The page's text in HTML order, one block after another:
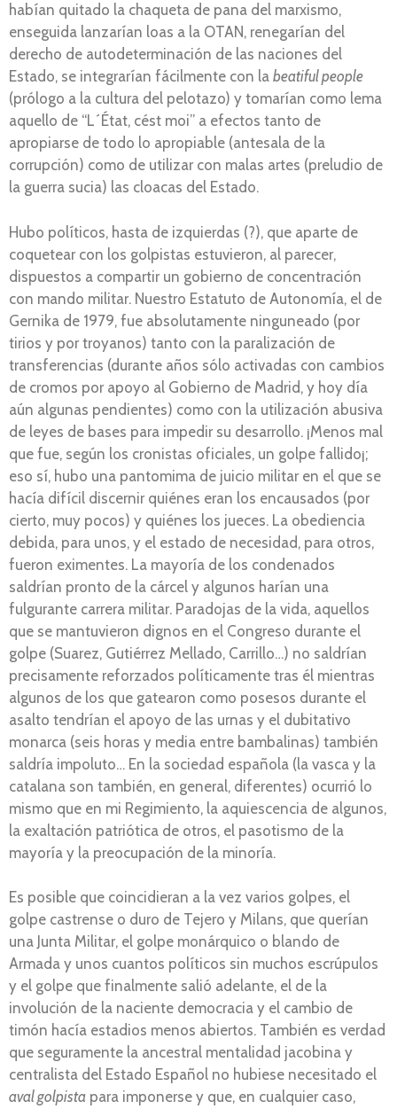
habían quitado la chaqueta de pana del marxismo,
enseguida lanzarían loas a la OTAN, renegarían del
derecho de autodeterminación de las naciones del
Estado, se integrarían fácilmente con la beatiful people
(prólogo a la cultura del pelotazo) y tomarían como lema
aquello de “L´État, cést moi” a efectos tanto de
apropiarse de todo lo apropiable (antesala de la
corrupción) como de utilizar con malas artes (preludio de
la guerra sucia) las cloacas del Estado.
Hubo políticos, hasta de izquierdas (?), que aparte de
coquetear con los golpistas estuvieron, al parecer,
dispuestos a compartir un gobierno de concentración
con mando militar. Nuestro Estatuto de Autonomía, el de
Gernika de 1979, fue absolutamente ninguneado (por
tirios y por troyanos) tanto con la paralización de
transferencias (durante años sólo activadas con cambios
de cromos por apoyo al Gobierno de Madrid, y hoy día
aún algunas pendientes) como con la utilización abusiva
de leyes de bases para impedir su desarrollo. ¡Menos mal
que fue, según los cronistas oficiales, un golpe fallido¡;
eso sí, hubo una pantomima de juicio militar en el que se
hacía difícil discernir quiénes eran los encausados (por
cierto, muy pocos) y quiénes los jueces. La obediencia
debida, para unos, y el estado de necesidad, para otros,
fueron eximentes. La mayoría de los condenados
saldrían pronto de la cárcel y algunos harían una
fulgurante carrera militar. Paradojas de la vida, aquellos
que se mantuvieron dignos en el Congreso durante el
golpe (Suarez, Gutiérrez Mellado, Carrillo…) no saldrían
precisamente reforzados políticamente tras él mientras
algunos de los que gatearon como posesos durante el
asalto tendrían el apoyo de las urnas y el dubitativo
monarca (seis horas y media entre bambalinas) también
saldría impoluto… En la sociedad española (la vasca y la
catalana son también, en general, diferentes) ocurrió lo
mismo que en mi Regimiento, la aquiescencia de algunos,
la exaltación patriótica de otros, el pasotismo de la
mayoría y la preocupación de la minoría.
Es posible que coincidieran a la vez varios golpes, el
golpe castrense o duro de Tejero y Milans, que querían
una Junta Militar, el golpe monárquico o blando de
Armada y unos cuantos políticos sin muchos escrúpulos
y el golpe que finalmente salió adelante, el de la
involución de la naciente democracia y el cambio de
timón hacía estadios menos abiertos. También es verdad
que seguramente la ancestral mentalidad jacobina y
centralista del Estado Español no hubiese necesitado el
aval golpista para imponerse y que, en cualquier caso,